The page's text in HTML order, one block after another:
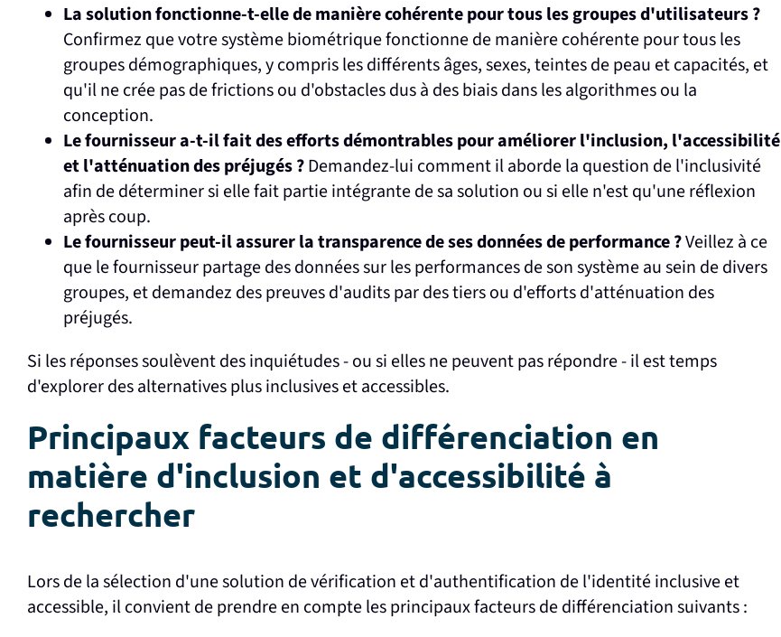
La solution fonctionne-t-elle de manière cohérente pour tous les groupes d'utilisateurs ?
Confirmez que votre système biométrique fonctionne de manière cohérente pour tous les
groupes démographiques, y compris les différents âges, sexes, teintes de peau et capacités, et
qu'il ne crée pas de frictions ou d'obstacles dus à des biais dans les algorithmes ou la
conception.
Le fournisseur a-t-il fait des efforts démontrables pour améliorer l'inclusion, l'accessibilité
et l'atténuation des préjugés ?Demandez-lui comment il aborde la question de l'inclusivité
afin de déterminer si elle fait partie intégrante de sa solution ou si elle n'est qu'une réflexion
après coup.
Le fournisseur peut-il assurer la transparence de ses données de performance ?Veillez à ce
que le fournisseur partage des données sur les performances de son système au sein de divers
groupes, et demandez des preuves d'audits par des tiers ou d'efforts d'atténuation des
préjugés.
Si les réponses soulèvent des inquiétudes - ou si elles ne peuvent pas répondre - il est temps
d'explorer des alternatives plus inclusives et accessibles.
Principaux facteurs de différenciation en
matière d'inclusion et d'accessibilité à
rechercher
Lors de la sélection d'une solution de vérification et d'authentification de l'identité inclusive et
accessible, il convient de prendre en compte les principaux facteurs de différenciation suivants :